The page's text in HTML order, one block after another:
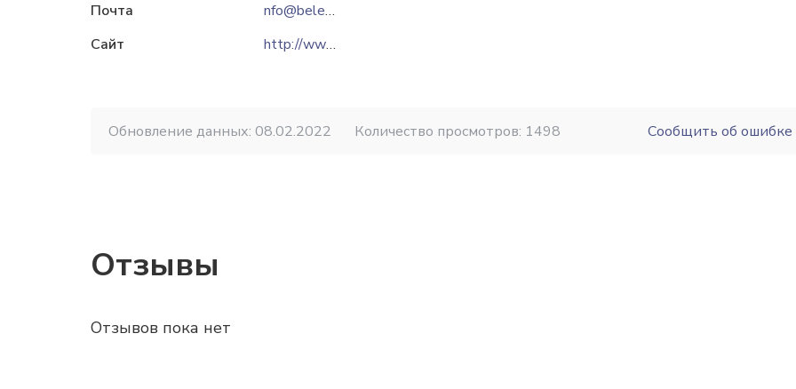
Почта
nfo@beleltika.by
Сайт
http://www.beleltika.by
Обновление данных: 08.02.2022 Количество просмотров: 1498 Сообщить об ошибке
Отзывы
Отзывов пока нет